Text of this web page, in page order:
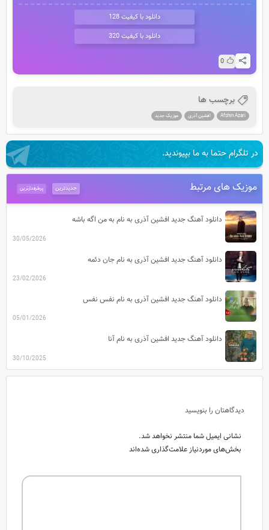
دانلود با کیفیت 128
دانلود با کیفیت 320
0
برچسب ها
Afshin Azari افشین آذری موزیک جدید
در تلگرام حتما به ما بپیوندید.
موزیک های مرتبط پرطرفدارترین جدیدترین
دانلود آهنگ جدید افشین آذری به نام به من اگه باشه
30/05/2026
دانلود آهنگ جدید افشین آذری به نام جان دئمه
23/02/2026
دانلود آهنگ جدید افشین آذری به نام نفس نفس
05/01/2026
دانلود آهنگ جدید افشین آذری به نام آنا
30/10/2025
دیدگاهتان را بنویسید
نشانی ایمیل شما منتشر نخواهد شد.
بخش‌های موردنیاز علامت‌گذاری شده‌اند